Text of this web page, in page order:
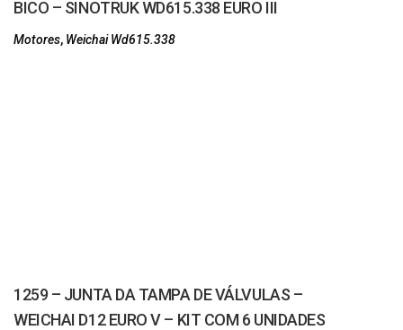
BICO – SINOTRUK WD615.338 EURO III
Motores, Weichai Wd615.338
1259 – JUNTA DA TAMPA DE VÁLVULAS –
WEICHAI D12 EURO V – KIT COM 6 UNIDADES